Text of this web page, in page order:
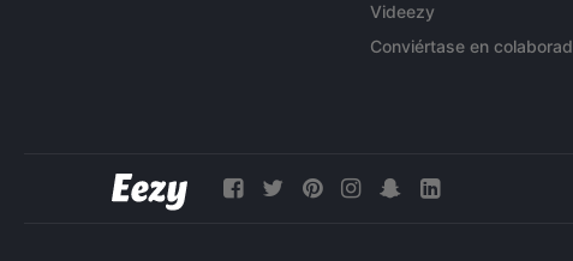
Videezy
Conviértase en